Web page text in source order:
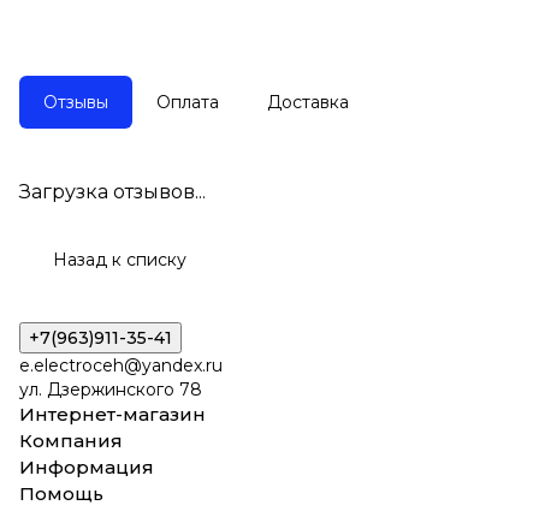
Отзывы Оплата Доставка
Загрузка отзывов...
Назад к списку
+7(963)911-35-41
e.electroceh@yandex.ru
ул. Дзержинского 78
Интернет-магазин
Компания
Информация
Помощь